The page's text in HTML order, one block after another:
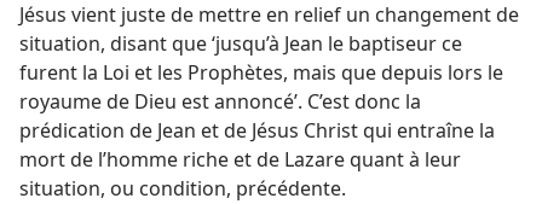
Jésus vient juste de mettre en relief un changement de
situation, disant que ‘jusqu’à Jean le baptiseur ce
furent la Loi et les Prophètes, mais que depuis lors le
royaume de Dieu est annoncé’. C’est donc la
prédication de Jean et de Jésus Christ qui entraîne la
mort de l’homme riche et de Lazare quant à leur
situation, ou condition, précédente.